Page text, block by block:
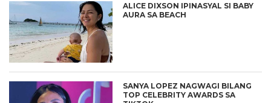
ALICE DIXSON IPINASYAL SI BABY
AURA SA BEACH
SANYA LOPEZ NAGWAGI BILANG
TOP CELEBRITY AWARDS SA